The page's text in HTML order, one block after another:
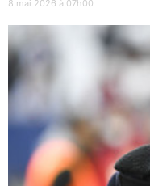
8 mai 2026 à 07h00